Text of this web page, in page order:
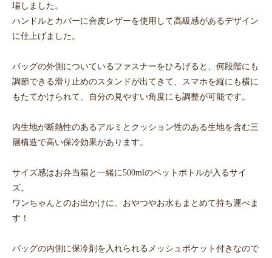
場しました。
ハンドルとカバーに合皮レザーを使用して高級感があるデザイン
に仕上げました。
バッグの外側についているファスナーをひろげると、何段階にも
調節できる滑り止めのスタンドが出てきて、スマホを縦にも横に
もたてかけられて、自分の見やすい角度にも調整が可能です。
内生地が断熱性のあるアルミとクッション性のある生地を含む三
層構造で高い保冷効果があります。
サイズ感はお弁当箱と一緒に500mlのペットボトルが入るサイ
ズ。
ワンちゃんとのお出かけに、おやつやお水もまとめて持ち運べま
す！
バッグの内側に保冷剤を入れられるメッシュポケット付きなので